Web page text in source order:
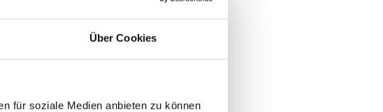
Über Cookies
für soziale Medien anbieten zu können
durch jeden Tag ..
bestehend aus:
Müsli, Kuchen,